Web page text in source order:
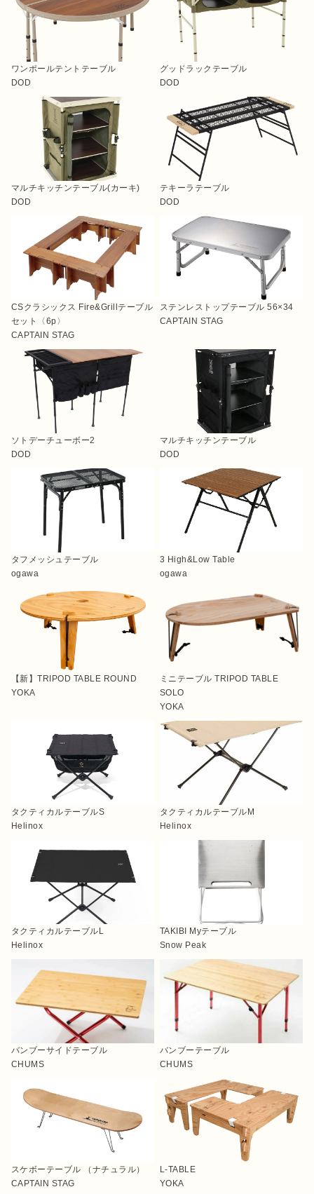
ワンポールテントテーブル
DOD
グッドラックテーブル
DOD
マルチキッチンテーブル(カーキ)
DOD
テキーラテーブル
DOD
CSクラシックス Fire&Grillテーブル
セット〈6p〉
CAPTAIN STAG
ステンレストップテーブル 56×34
CAPTAIN STAG
ソトデーチューボー2
DOD
マルチキッチンテーブル
DOD
タフメッシュテーブル
ogawa
3 High&Low Table
ogawa
【新】TRIPOD TABLE ROUND
YOKA
ミニテーブル TRIPOD TABLE
SOLO
YOKA
タクティカルテーブルS
Helinox
タクティカルテーブルM
Helinox
タクティカルテーブルL
Helinox
TAKIBI Myテーブル
Snow Peak
バンブーサイドテーブル
CHUMS
バンブーテーブル
CHUMS
スケボーテーブル （ナチュラル）
CAPTAIN STAG
L-TABLE
YOKA